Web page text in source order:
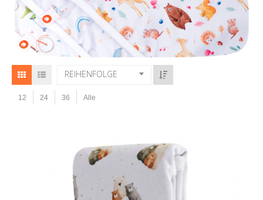
REIHENFOLGE
12 24 36 Alle